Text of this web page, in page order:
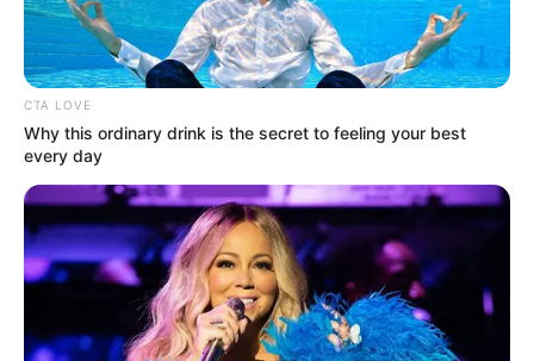
ABOUT THE AUTHOR
เจ้าหมอดู
เนื้อหาที่ได้รับการโปรโมต
CTA LOVE
Why this ordinary drink is the secret to feeling your best
every day